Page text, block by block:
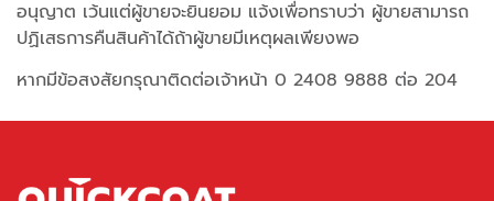
อนุญาต เว้นแต่ผู้ขายจะยินยอม แจ้งเพื่อทราบว่า ผู้ขายสามารถ
ปฏิเสธการคืนสินค้าได้ถ้าผู้ขายมีเหตุผลเพียงพอ
หากมีข้อสงสัยกรุณาติดต่อเจ้าหน้า 0 2408 9888 ต่อ 204